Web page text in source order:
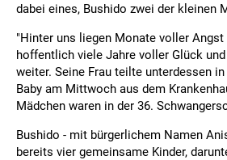
dabei eines, Bushido zwei der kleinen
"Hinter uns liegen Monate voller
hoffentlich viele Jahre voller Glück
weiter. Seine Frau teilte unterdessen
Baby am Mittwoch aus dem
Mädchen waren in der 36.
Bushido - mit bürgerlichem Namen
bereits vier gemeinsame Kinder,